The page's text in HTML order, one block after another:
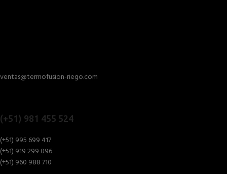
ventas@termofusion-riego.com
(+51) 981 455 524
(+51) 995 699 417
(+51) 919 299 096
(+51) 960 988 710